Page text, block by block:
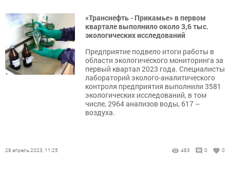
«Транснефть - Прикамье» в первом
квартале выполнило около 3,6 тыс.
экологических исследований
Предприятие подвело итоги работы в
области экологического мониторинга за
первый квартал 2023 года. Специалисты
лабораторий эколого-аналитического
контроля предприятия выполнили 3581
экологических исследований, в том
числе, 2964 анализов воды, 617 –
воздуха.
28 апрель 2023, 11:25 483 0 0